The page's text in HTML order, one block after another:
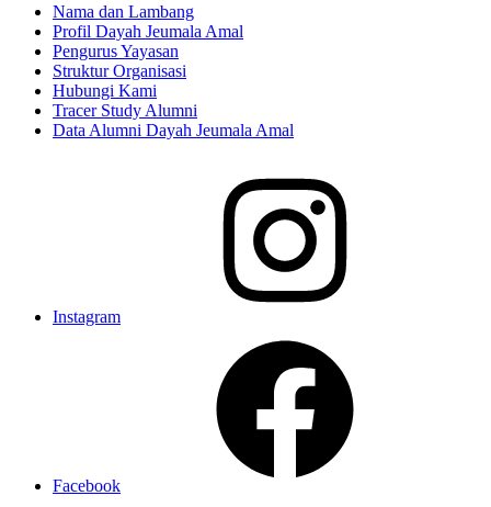
Nama dan Lambang
Profil Dayah Jeumala Amal
Pengurus Yayasan
Struktur Organisasi
Hubungi Kami
Tracer Study Alumni
Data Alumni Dayah Jeumala Amal
Instagram
Facebook